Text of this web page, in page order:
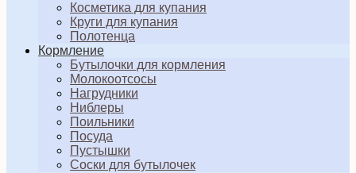
Косметика для купания
Круги для купания
Полотенца
Кормление
Бутылочки для кормления
Молокоотсосы
Нагрудники
Ниблеры
Поильники
Посуда
Пустышки
Соски для бутылочек